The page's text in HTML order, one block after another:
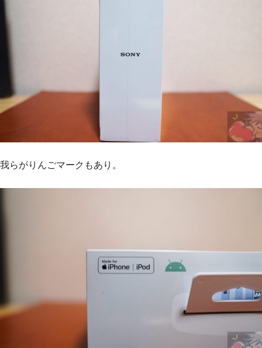
我らがりんごマークもあり。